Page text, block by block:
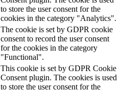
to store the user consent for the
cookies in the category "Analytics".
The cookie is set by GDPR cookie
consent to record the user consent
for the cookies in the category
"Functional".
This cookie is set by GDPR Cookie
Consent plugin. The cookies is used
to store the user consent for the